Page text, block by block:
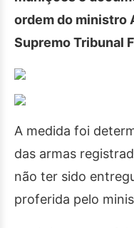
ordem do ministro
Supremo Tribunal
A medida foi
das armas
não ter sido
proferida pelo